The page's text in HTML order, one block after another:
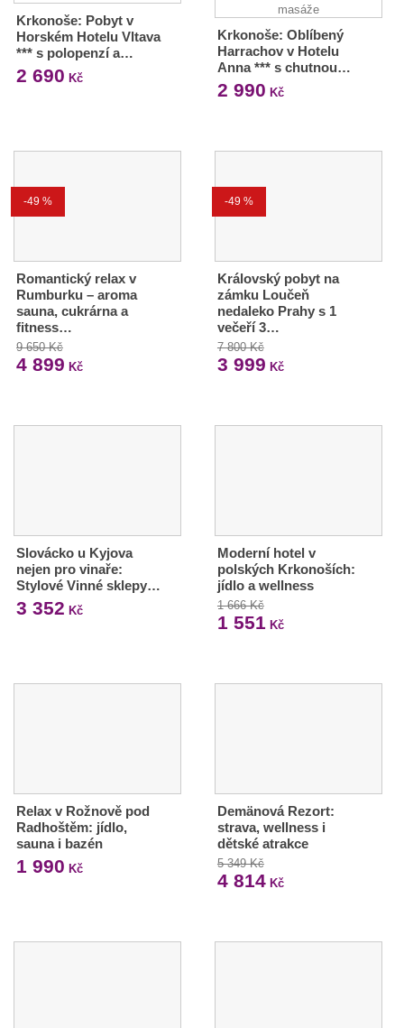
Krkonoše: Pobyt v
Horském Hotelu Vltava
*** s polopenzí a…
2 690 Kč
Krkonoše: Oblíbený
Harrachov v Hotelu
Anna *** s chutnou…
2 990 Kč
-49 %
Romantický relax v
Rumburku – aroma
sauna, cukrárna a
fitness…
9 650 Kč
4 899 Kč
-49 %
Královský pobyt na
zámku Loučeň
nedaleko Prahy s 1
večeří 3…
7 800 Kč
3 999 Kč
Slovácko u Kyjova
nejen pro vinaře:
Stylové Vinné sklepy…
3 352 Kč
Moderní hotel v
polských Krkonoších:
jídlo a wellness
1 666 Kč
1 551 Kč
Relax v Rožnově pod
Radhoštěm: jídlo,
sauna i bazén
1 990 Kč
Demänová Rezort:
strava, wellness i
dětské atrakce
5 349 Kč
4 814Kč